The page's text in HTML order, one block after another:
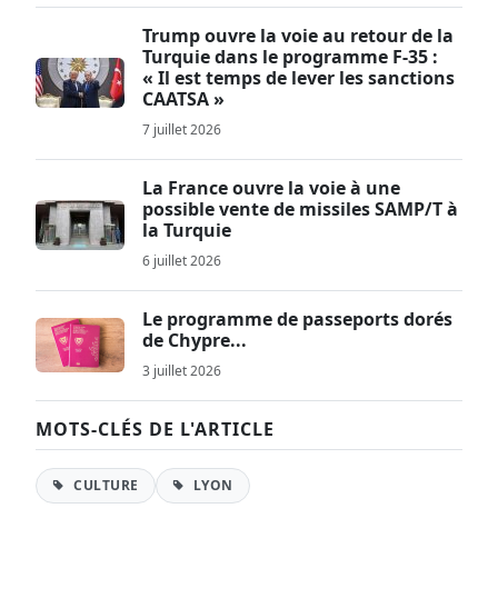
Trump ouvre la voie au retour de la
Turquie dans le programme F-35 :
« Il est temps de lever les sanctions
CAATSA »
7 juillet 2026
La France ouvre la voie à une
possible vente de missiles SAMP/T à
la Turquie
6 juillet 2026
Le programme de passeports dorés
de Chypre...
3 juillet 2026
MOTS-CLÉS DE L'ARTICLE
CULTURE LYON